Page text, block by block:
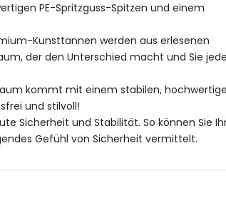
PE-Spritzguss-Spitzen und einem
Kunsttannen werden aus erlesenen
der den Unterschied macht und Sie
kommt mit einem stabilen,
und stilvoll!
Sicherheit und Stabilität. So können Sie
Gefühl von Sicherheit vermittelt.